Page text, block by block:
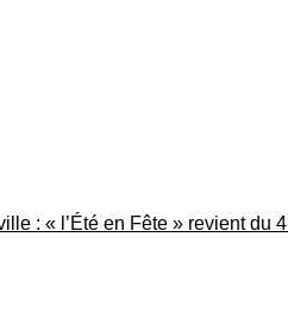
: « l’Été en Fête » revient du